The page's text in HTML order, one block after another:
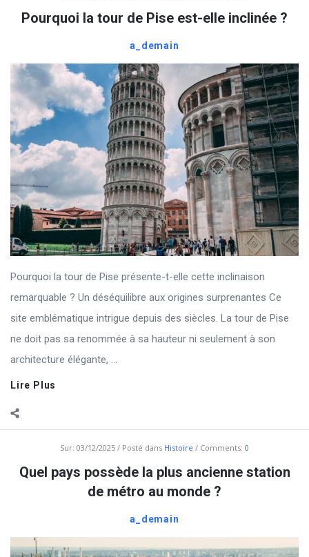
Pourquoi la tour de Pise est-elle inclinée ?
a_demain
Pourquoi la tour de Pise présente-t-elle cette inclinaison
remarquable ? Un déséquilibre aux origines surprenantes Ce
site emblématique intrigue depuis des siècles. La tour de Pise
ne doit pas sa renommée à sa hauteur ni seulement à son
architecture élégante, ...
Lire Plus
Sur: 03/12/2025 Posté dans Histoire Comments: 0
Quel pays possède la plus ancienne station
de métro au monde ?
a_demain